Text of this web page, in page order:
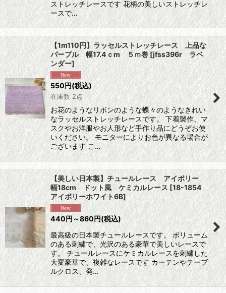
ストレッチレースです 花柄の美しいストレッチレ
ースで…
【1m110円】ラッセルストレッチレース 上品な
パープル 幅17.4ｃm ５ｍ巻[jfss396r ラベ
ンダー]
550円(税込)
在庫数 2点
お花のようなリボンのような蝶々のようなきれい
なラッセルストレッチレースです。 下着製作、マ
スクやお洋服やお人形など手作り品にどうぞお使
いください。 モニターによりお色が異なる場合が
ございます こ…
【美しい日本製】チュールレース アイボリー
幅18cm ドット風 ケミカルレース [18-1854
アイボリーホワイト6B]
440円～860円(税込)
最高級の日本製チュールレースです。 ボリューム
のある刺繍で、光沢のある豪華で美しいレースで
す。 チュールレースにケミカルレースを刺繍した
大変豪華で、複雑なレースです カーテンやテーブ
ルクロス、発…